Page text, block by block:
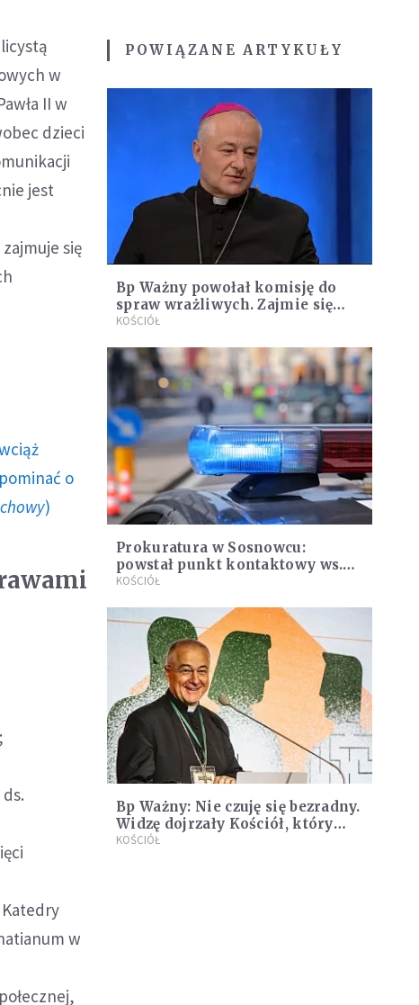
w
II w
dzieci
jest
się
o
)
w
POWIĄZANE ARTYKUŁY
Bp Ważny powołał komisję do
spraw wrażliwych. Zajmie się
najpierw sprawą sosnowieckiego
KOŚCIÓŁ
Prokuratura w Sosnowcu:
powstał punkt kontaktowy ws.
przestępstw seksualnych,
duchowne
KOŚCIÓŁ
Bp Ważny: Nie czuję się bezradny.
Widzę dojrzały Kościół, który
nam pokazuje Duch Święty [NASZ
KOŚCIÓŁ